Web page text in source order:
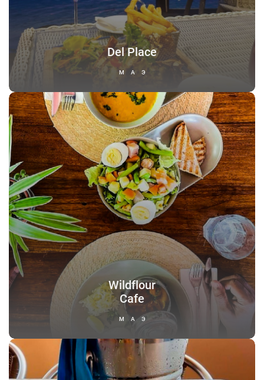
Del Place
МАЭ
Wildflour
Cafe
МАЭ